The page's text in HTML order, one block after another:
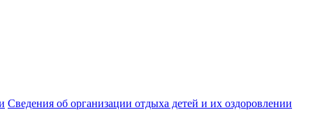
Сведения об организации отдыха детей и их оздоровлении